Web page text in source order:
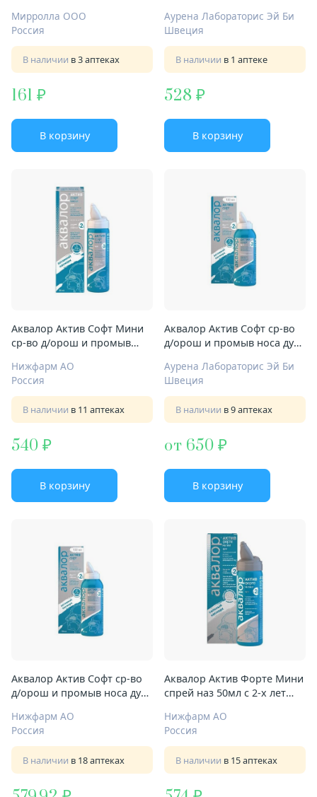
Мирролла ООО
Россия
В наличии в 3 аптеках
161
В корзину
Аурена Лабораторис Эй Би
Швеция
В наличии в 1 аптеке
528
В корзину
Аквалор Актив Софт Мини
ср-во д/орош и промыв
Нижфарм АО
Россия
В наличии в 11 аптеках
540
В корзину
Аквалор Актив Софт ср-во
д/орош и промыв носа душ
Аурена Лабораторис Эй Би
Швеция
В наличии в 9 аптеках
от 650
В корзину
Аквалор Актив Софт ср-во
д/орош и промыв носа душ
Нижфарм АО
Россия
В наличии в 18 аптеках
Аквалор Актив Форте Мини
спрей наз 50мл с 2-х лет
Нижфарм АО
Россия
В наличии в 15 аптеках